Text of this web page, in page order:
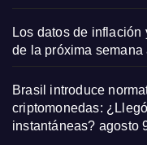
Los datos de inflación
de la próxima semana
Brasil introduce
criptomonedas:
instantáneas? agosto